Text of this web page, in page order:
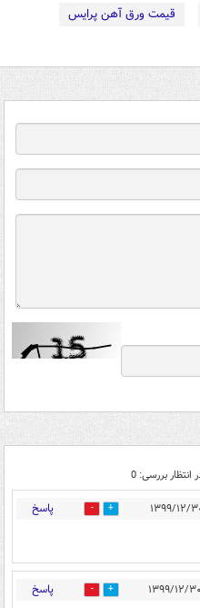
قیمت ورق آهن پرایس
انتظار بررسی: 0
1 پاسخ
1 پاسخ